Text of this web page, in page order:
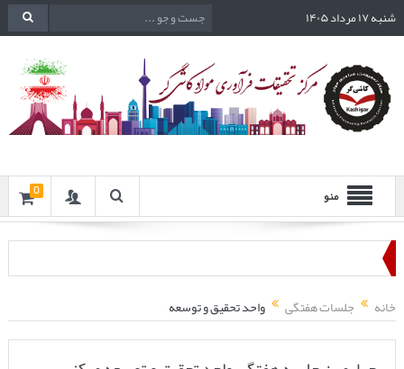
شنبه ۱۷ مرداد ۱۴۰۵
منو 0
انتشار مقاله‌ای تحت عنوان “بهبود عملکرد جداکننده هوایی دینامیکی
خانه جلسات هفتگی واحد تحقیق و توسعه